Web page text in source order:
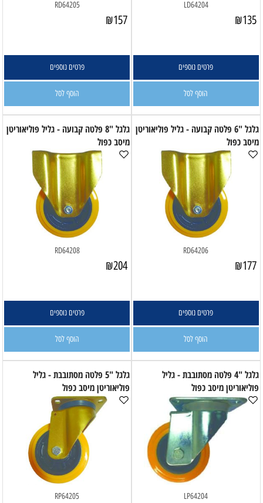
LD64204
₪135
פרטים נוספים
הוסף לסל
RD64205
₪157
פרטים נוספים
הוסף לסל
גלגל "6 פלטה קבועה - גליל פוליאוריטן
מיסב כפול
RD64206
₪177
פרטים נוספים
הוסף לסל
גלגל "8 פלטה קבועה - גליל פוליאוריטן
מיסב כפול
RD64208
₪204
פרטים נוספים
הוסף לסל
גלגל "4 פלטה מסתובבת - גליל
פוליאוריטן מיסב כפול
LP64204
גלגל "5 פלטה מסתובבת - גליל
פוליאוריטן מיסב כפול
RP64205